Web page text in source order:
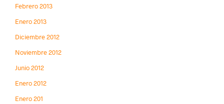
Febrero 2013
Enero 2013
Diciembre 2012
Noviembre 2012
Junio 2012
Enero 2012
Enero 201